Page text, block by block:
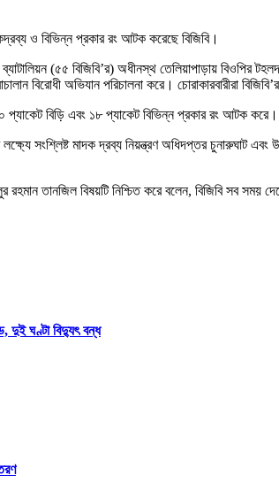
ও বিভিন্ন প্রকার রং আটক করেছে বিজিবি।
(৫৫ বিজিবি’র) অধীনস্থ তেলিয়াপাড়ায় বিওপির
বিরোধী অভিযান পরিচালনা করে। চোরাকারবারীরা
বিড়ি এবং ১৮ প্যাকেট বিভিন্ন প্রকার রং আটক করে।
সংশ্লিষ্ট মাদক দ্রব্য নিয়ন্ত্রণ অধিদপ্তর চুনারুঘাট এবং
রহমান তানজিল বিষয়টি নিশ্চিত করে বলেন, বিজিবি সব সময়
দুই ঘণ্টা বিদ্যুৎ বন্ধ